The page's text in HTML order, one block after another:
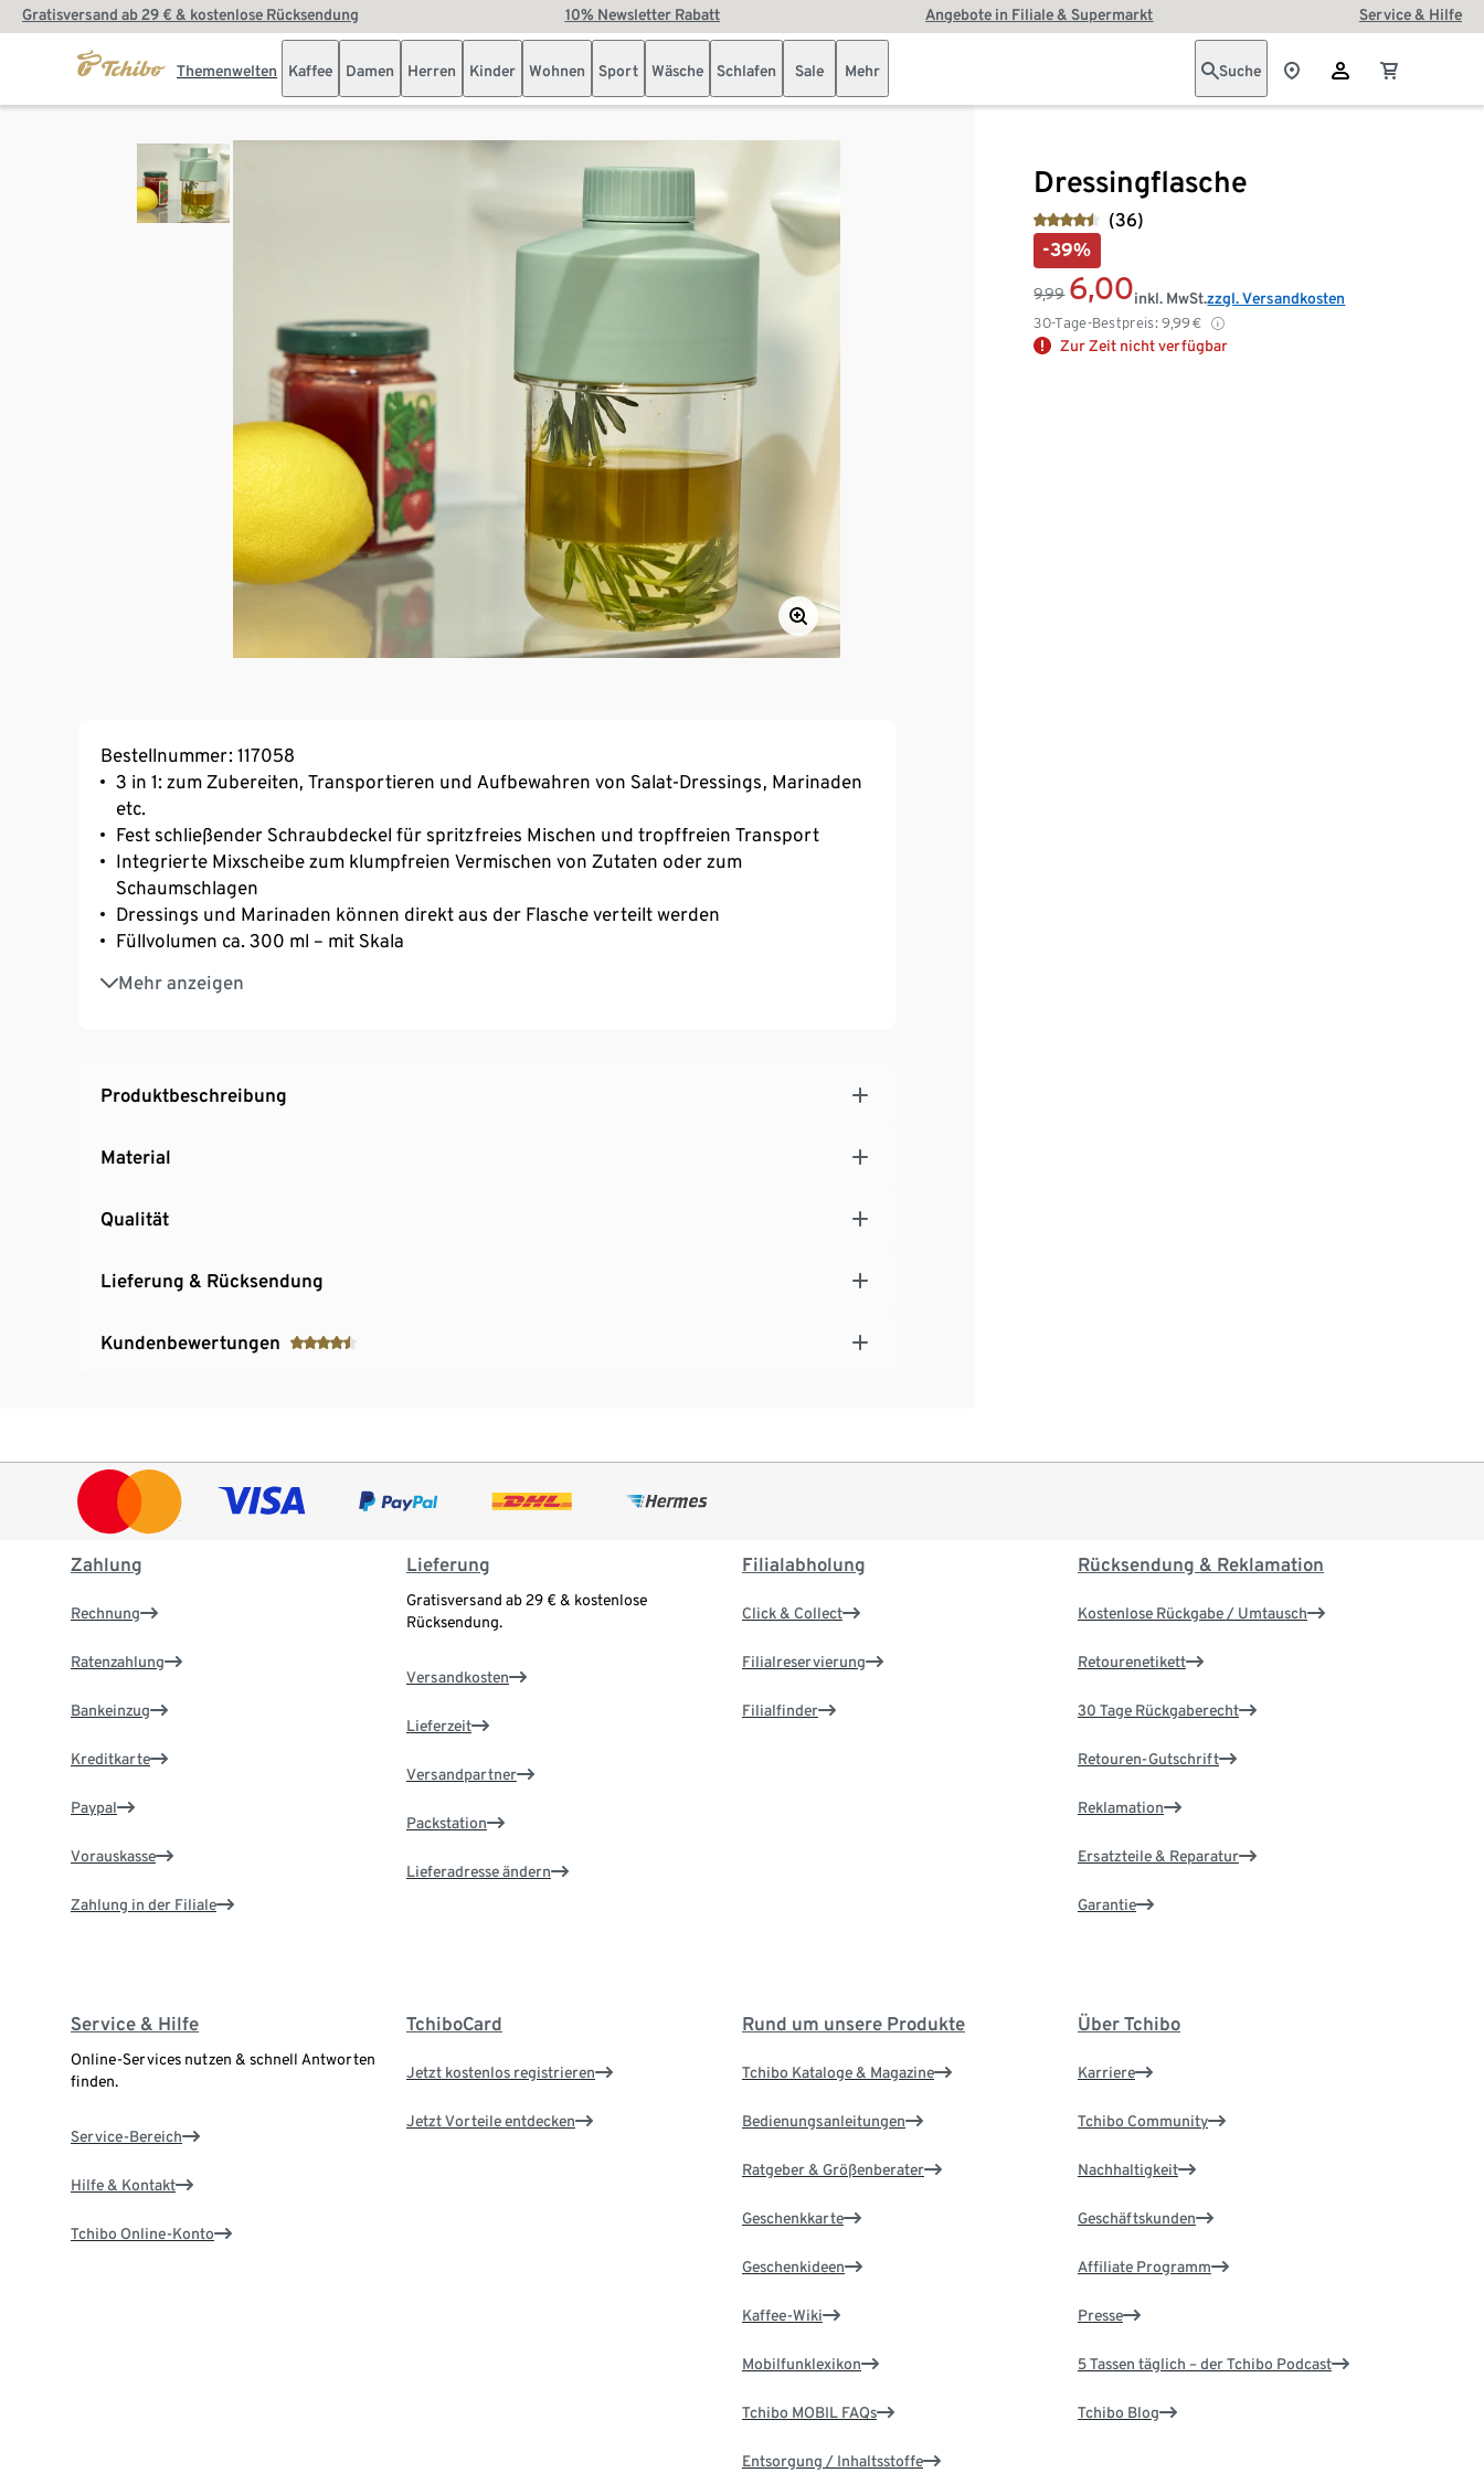
Gratisversand ab 29 € & kostenlose Rücksendung 10% Newsletter Rabatt Angebote in Filiale & Supermarkt Service & Hilfe
Themenwelten Kaffee Damen Herren Kinder Wohnen Sport Wäsche Schlafen Sale Mehr Suche
Dressingflasche
(36)
-39%
9,99 6,00
30-Tage-Bestpreis: 9,99€
inkl. MwSt.zzgl. Versandkosten
Zur Zeit nicht verfügbar
Bestellnummer: 117058
3 in 1: zum Zubereiten, Transportieren und Aufbewahren von Salat-Dressings, Marinaden
etc.
Fest schließender Schraubdeckel für spritzfreies Mischen und tropffreien Transport
Integrierte Mixscheibe zum klumpfreien Vermischen von Zutaten oder zum
Schaumschlagen
Dressings und Marinaden können direkt aus der Flasche verteilt werden
Füllvolumen ca. 300 ml – mit Skala
Mehr anzeigen
Einfache Reinigung – spülmaschinengeeignet
Produktbeschreibung
Material
Qualität
Lieferung & Rücksendung
Kundenbewertungen
Zahlung
Rechnung
Ratenzahlung
Bankeinzug
Kreditkarte
Paypal
Vorauskasse
Zahlung in der Filiale
Lieferung
Gratisversand ab 29 € & kostenlose
Rücksendung.
Versandkosten
Lieferzeit
Versandpartner
Packstation
Lieferadresse ändern
Filialabholung
Click & Collect
Filialreservierung
Filialfinder
Rücksendung & Reklamation
Kostenlose Rückgabe / Umtausch
Retourenetikett
30 Tage Rückgaberecht
Retouren-Gutschrift
Reklamation
Ersatzteile & Reparatur
Garantie
Service & Hilfe
Online-Services nutzen & schnell Antworten
finden.
Service-Bereich
Hilfe & Kontakt
Tchibo Online-Konto
TchiboCard
Jetzt kostenlos registrieren
Jetzt Vorteile entdecken
Rund um unsere Produkte
Tchibo Kataloge & Magazine
Bedienungsanleitungen
Ratgeber & Größenberater
Geschenkkarte
Geschenkideen
Kaffee-Wiki
Mobilfunklexikon
Tchibo MOBIL FAQs
Entsorgung / Inhaltsstoffe
Über Tchibo
Karriere
Tchibo Community
Nachhaltigkeit
Geschäftskunden
Affiliate Programm
Presse
5 Tassen täglich – der Tchibo Podcast
Tchibo Blog